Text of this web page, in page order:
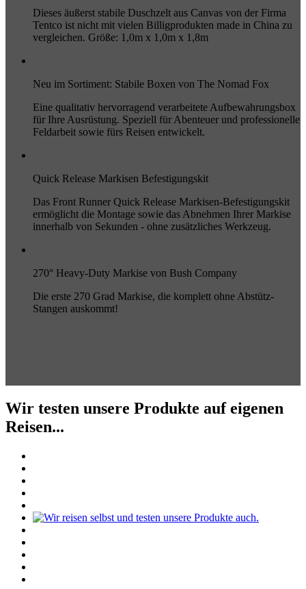
Dieses äußerst stabile Duschzelt aus Canvas von der Firma
Tentco ist nicht mit vielen Billigprodukten made in China zu
vergleichen. Größe: 1,0m x 1,0m x 1,8m
Neu im Sortiment: Stabile Boxen von The Nomad Fox
Eine qualitativ hervorragend verarbeitete Aufbewahrungsbox
für Ihre Ausrüstung. Speziell für Abenteuer und professionelle
Feldarbeit sowie fürs Reisen entwickelt.
Quick Release Markisen Befestigungskit
Das Front Runner Quick Release Markisen-Befestigungskit
ermöglicht die Montage sowie das Abnehmen Ihrer Markise
innerhalb von Sekunden - ohne zusätzliches Werkzeug.
270° Heavy-Duty Markise von Bush Company
Die erste 270 Grad Markise, die komplett ohne Abstütz-
Stangen auskommt!
Wir testen unsere Produkte auf eigenen
Reisen...